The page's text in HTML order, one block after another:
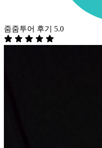
줌줌투어 후기 5.0